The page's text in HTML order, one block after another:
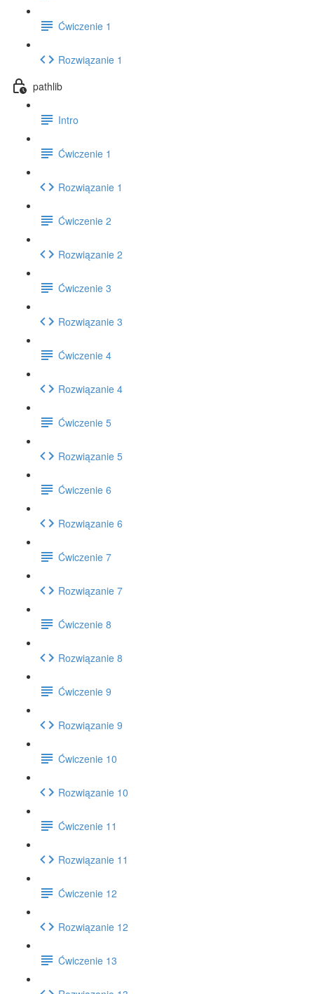
Ćwiczenie 1
Rozwiązanie 1
pathlib
Intro
Ćwiczenie 1
Rozwiązanie 1
Ćwiczenie 2
Rozwiązanie 2
Ćwiczenie 3
Rozwiązanie 3
Ćwiczenie 4
Rozwiązanie 4
Ćwiczenie 5
Rozwiązanie 5
Ćwiczenie 6
Rozwiązanie 6
Ćwiczenie 7
Rozwiązanie 7
Ćwiczenie 8
Rozwiązanie 8
Ćwiczenie 9
Rozwiązanie 9
Ćwiczenie 10
Rozwiązanie 10
Ćwiczenie 11
Rozwiązanie 11
Ćwiczenie 12
Rozwiązanie 12
Ćwiczenie 13